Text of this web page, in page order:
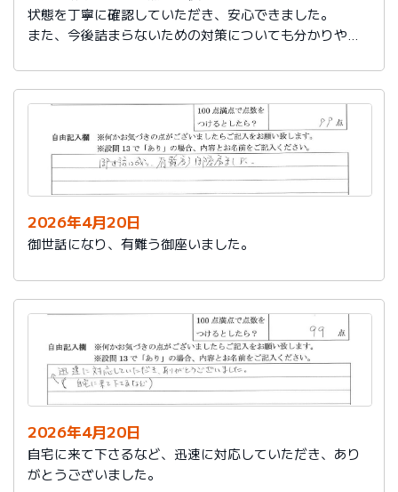
状態を丁寧に確認していただき、安心できました。
また、今後詰まらないための対策についても分かりやす
ありがとうございました。
2026年4月20日
御世話になり、有難う御座いました。
2026年4月20日
自宅に来て下さるなど、迅速に対応していただき、あり
がとうございました。